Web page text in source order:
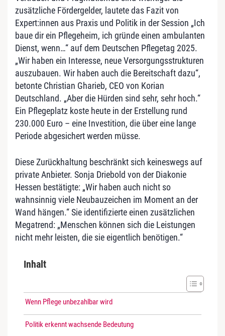
zusätzliche Fördergelder, lautete das Fazit von
Expert:innen aus Praxis und Politik in der Session „Ich
baue dir ein Pflegeheim, ich gründe einen ambulanten
Dienst, wenn…“ auf dem Deutschen Pflegetag 2025.
„Wir haben ein Interesse, neue Versorgungsstrukturen
auszubauen. Wir haben auch die Bereitschaft dazu“,
betonte Christian Gharieb, CEO von Korian
Deutschland. „Aber die Hürden sind sehr, sehr hoch.“
Ein Pflegeplatz koste heute in der Erstellung rund
230.000 Euro – eine Investition, die über eine lange
Periode abgesichert werden müsse.
Diese Zurückhaltung beschränkt sich keineswegs auf
private Anbieter. Sonja Driebold von der Diakonie
Hessen bestätigte: „Wir haben auch nicht so
wahnsinnig viele Neubauzeichen im Moment an der
Wand hängen.“ Sie identifizierte einen zusätzlichen
Megatrend: „Menschen können sich die Leistungen
nicht mehr leisten, die sie eigentlich benötigen.“
Inhalt
Wenn Pflege unbezahlbar wird
Politik erkennt wachsende Bedeutung